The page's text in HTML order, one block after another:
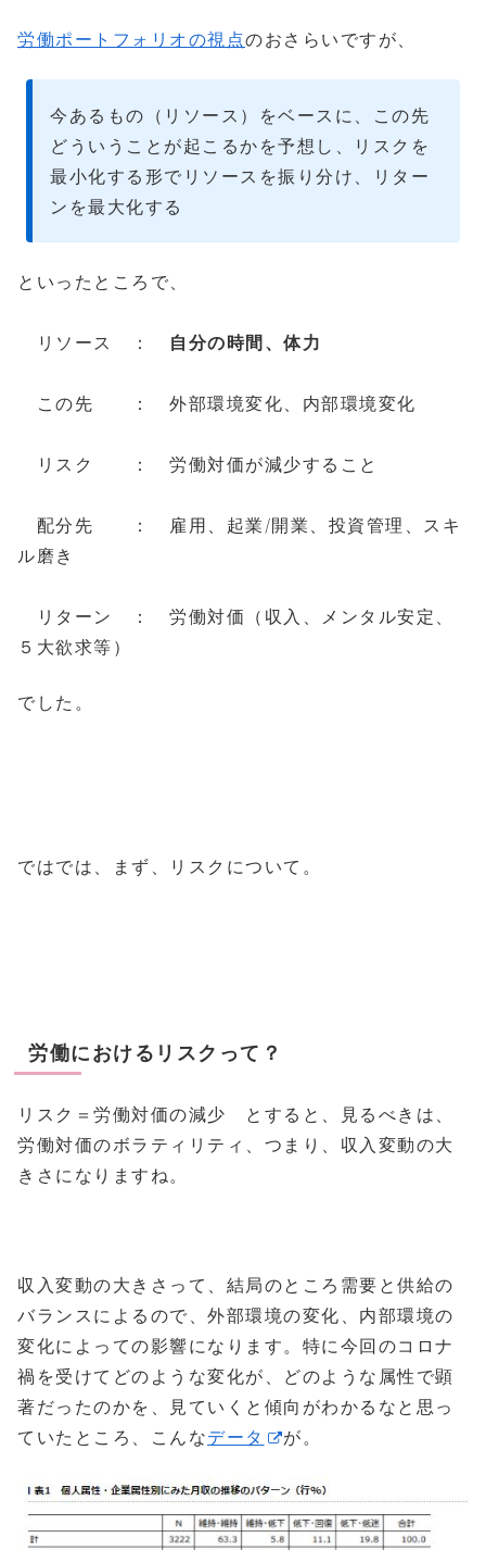
労働ポートフォリオの視点のおさらいですが、
今あるもの（リソース）をベースに、この先
どういうことが起こるかを予想し、リスクを
最小化する形でリソースを振り分け、リター
ンを最大化する
といったところで、
リソース ： 自分の時間、体力
この先 ： 外部環境変化、内部環境変化
リスク ： 労働対価が減少すること
配分先 ： 雇用、起業/開業、投資管理、スキ
ル磨き
リターン ： 労働対価（収入、メンタル安定、
５大欲求等）
でした。
ではでは、まず、リスクについて。
労働におけるリスクって？
リスク＝労働対価の減少 とすると、見るべきは、
労働対価のボラティリティ、つまり、収入変動の大
きさになりますね。
収入変動の大きさって、結局のところ需要と供給の
バランスによるので、外部環境の変化、内部環境の
変化によっての影響になります。特に今回のコロナ
禍を受けてどのような変化が、どのような属性で顕
著だったのかを、見ていくと傾向がわかるなと思っ
ていたところ、こんなデータ が。